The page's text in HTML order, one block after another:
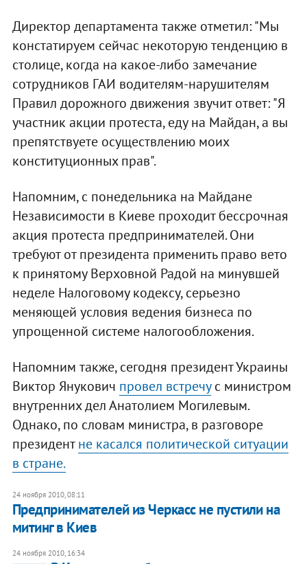
Директор департамента также отметил: "Мы
констатируем сейчас некоторую тенденцию в
столице, когда на какое-либо замечание
сотрудников ГАИ водителям-нарушителям
Правил дорожного движения звучит ответ: "Я
участник акции протеста, еду на Майдан, а вы
препятствуете осуществлению моих
конституционных прав".
Напомним, с понедельника на Майдане
Независимости в Киеве проходит бессрочная
акция протеста предпринимателей. Они
требуют от президента применить право вето
к принятому Верховной Радой на минувшей
неделе Налоговому кодексу, серьезно
меняющей условия ведения бизнеса по
упрощенной системе налогообложения.
Напомним также, сегодня президент Украины
Виктор Янукович провел встречус министром
внутренних дел Анатолием Могилевым.
Однако, по словам министра, в разговоре
президентне касался политической ситуации
в стране.
24 ноября 2010, 08:11
​Предпринимателей из Черкасс не пустили на
митинг в Киев
24 ноября 2010, 16:34